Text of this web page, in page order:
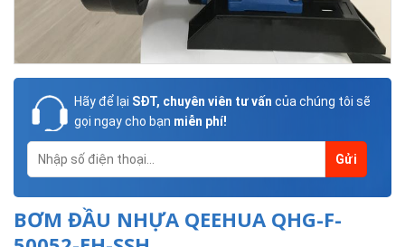
Hãy để lại SĐT, chuyên viên tư vấn của chúng tôi sẽ
gọi ngay cho bạn miễn phí!
BƠM ĐẦU NHỰA QEEHUA QHG-F-